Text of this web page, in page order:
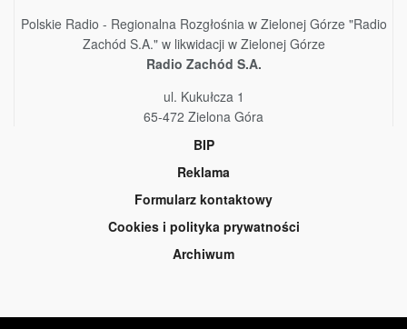
Polskie Radio - Regionalna Rozgłośnia w Zielonej Górze "Radio
Zachód S.A." w likwidacji w Zielonej Górze
Radio Zachód S.A.
ul. Kukułcza 1
65-472 Zielona Góra
BIP
Reklama
Formularz kontaktowy
Cookies i polityka prywatności
Archiwum